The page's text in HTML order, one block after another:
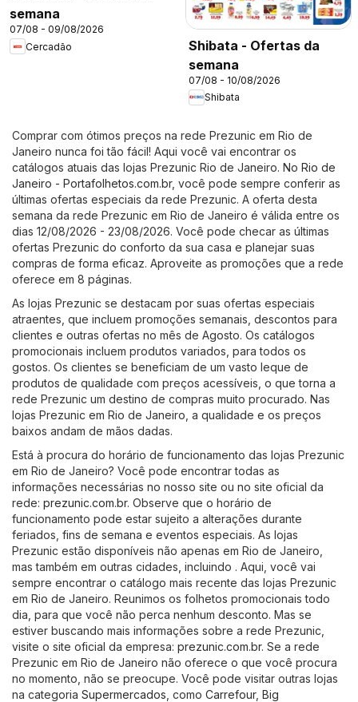
semana
07/08 - 09/08/2026
Cercadão
Shibata - Ofertas da
semana
07/08 - 10/08/2026
Shibata
Comprar com ótimos preços na rede Prezunic em Rio de
Janeiro nunca foi tão fácil! Aqui você vai encontrar os
catálogos atuais das lojas Prezunic Rio de Janeiro. No Rio de
Janeiro - Portafolhetos.com.br, você pode sempre conferir as
últimas ofertas especiais da rede Prezunic. A oferta desta
semana da rede Prezunic em Rio de Janeiro é válida entre os
dias 12/08/2026 - 23/08/2026. Você pode checar as últimas
ofertas Prezunic do conforto da sua casa e planejar suas
compras de forma eficaz. Aproveite as promoções que a rede
oferece em 8 páginas.
As lojas Prezunic se destacam por suas ofertas especiais
atraentes, que incluem promoções semanais, descontos para
clientes e outras ofertas no mês de Agosto. Os catálogos
promocionais incluem produtos variados, para todos os
gostos. Os clientes se beneficiam de um vasto leque de
produtos de qualidade com preços acessíveis, o que torna a
rede Prezunic um destino de compras muito procurado. Nas
lojas Prezunic em Rio de Janeiro, a qualidade e os preços
baixos andam de mãos dadas.
Está à procura do horário de funcionamento das lojas Prezunic
em Rio de Janeiro? Você pode encontrar todas as
informações necessárias no nosso site ou no site oficial da
rede: prezunic.com.br. Observe que o horário de
funcionamento pode estar sujeito a alterações durante
feriados, fins de semana e eventos especiais. As lojas
Prezunic estão disponíveis não apenas em Rio de Janeiro,
mas também em outras cidades, incluindo . Aqui, você vai
sempre encontrar o catálogo mais recente das lojas Prezunic
em Rio de Janeiro. Reunimos os folhetos promocionais todo
dia, para que você não perca nenhum desconto. Mas se
estiver buscando mais informações sobre a rede Prezunic,
visite o site oficial da empresa: prezunic.com.br. Se a rede
Prezunic em Rio de Janeiro não oferece o que você procura
no momento, não se preocupe. Você pode visitar outras lojas
na categoria Supermercados , como Carrefour, Big